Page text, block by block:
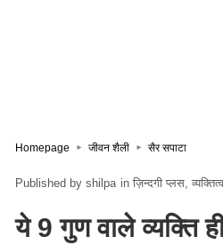
Homepage जीवन शैली सैर सपाटा
shilpa in ज़िन्दगी प्लस व्यक्तित्व
ये 9 गुण वाले व्यक्ति